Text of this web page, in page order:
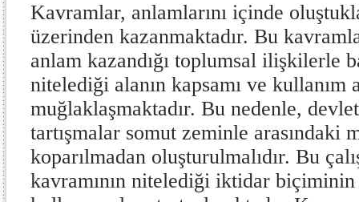
Kavramlar, anlamlarını içinde
üzerinden kazanmaktadır. Bu
anlam kazandığı toplumsal ilişkilerle
nitelediği alanın kapsamı ve kullanım
muğlaklaşmaktadır. Bu nedenle,
tartışmalar somut zeminle arasındaki
koparılmadan oluşturulmalıdır. Bu
kavramının nitelediği iktidar